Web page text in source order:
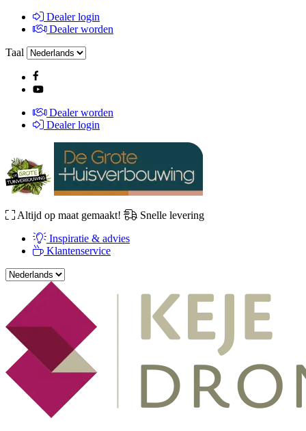
Dealer login
Dealer worden
Taal
Dealer worden
Dealer login
Altijd op maat gemaakt!
Snelle levering
Inspiratie & advies
Klantenservice